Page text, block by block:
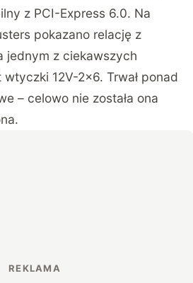
z PCI-Express 6.0. Na
pokazano relację z
jednym z ciekawszych
12V-2×6. Trwał ponad
– celowo nie została ona